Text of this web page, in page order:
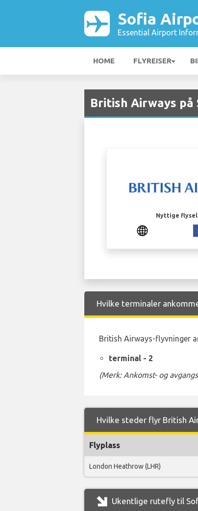
Sofia
Essential Airport
HOME FLYREISER
British Airways på
Nyttige
Hvilke terminaler
British Airways-flyvninger
terminal - 2
(Merk: Ankomst- og
Hvilke steder flyr British
Flyplass
London Heathrow (LHR)
Ukentlige rutefly til